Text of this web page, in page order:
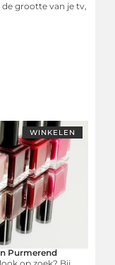
grootte van je tv,
WINKELEN
Purmerend